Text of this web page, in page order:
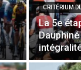
CRITÉRIUM
La 5e